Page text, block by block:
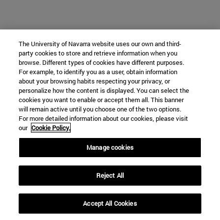
The University of Navarra website uses our own and third-
party cookies to store and retrieve information when you
browse. Different types of cookies have different purposes.
For example, to identify you as a user, obtain information
about your browsing habits respecting your privacy, or
personalize how the content is displayed. You can select the
cookies you want to enable or accept them all. This banner
will remain active until you choose one of the two options.
For more detailed information about our cookies, please visit
our Cookie Policy.
Manage cookies
Reject All
Accept All Cookies